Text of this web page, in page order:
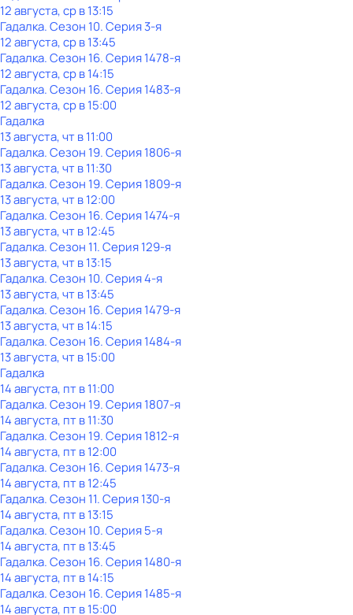
12 августа, ср в 13:15
Гадалка. Сезон 10. Серия 3-я
12 августа, ср в 13:45
Гадалка. Сезон 16. Серия 1478-я
12 августа, ср в 14:15
Гадалка. Сезон 16. Серия 1483-я
12 августа, ср в 15:00
Гадалка
13 августа, чт в 11:00
Гадалка. Сезон 19. Серия 1806-я
13 августа, чт в 11:30
Гадалка. Сезон 19. Серия 1809-я
13 августа, чт в 12:00
Гадалка. Сезон 16. Серия 1474-я
13 августа, чт в 12:45
Гадалка. Сезон 11. Серия 129-я
13 августа, чт в 13:15
Гадалка. Сезон 10. Серия 4-я
13 августа, чт в 13:45
Гадалка. Сезон 16. Серия 1479-я
13 августа, чт в 14:15
Гадалка. Сезон 16. Серия 1484-я
13 августа, чт в 15:00
Гадалка
14 августа, пт в 11:00
Гадалка. Сезон 19. Серия 1807-я
14 августа, пт в 11:30
Гадалка. Сезон 19. Серия 1812-я
14 августа, пт в 12:00
Гадалка. Сезон 16. Серия 1473-я
14 августа, пт в 12:45
Гадалка. Сезон 11. Серия 130-я
14 августа, пт в 13:15
Гадалка. Сезон 10. Серия 5-я
14 августа, пт в 13:45
Гадалка. Сезон 16. Серия 1480-я
14 августа, пт в 14:15
Гадалка. Сезон 16. Серия 1485-я
14 августа, пт в 15:00